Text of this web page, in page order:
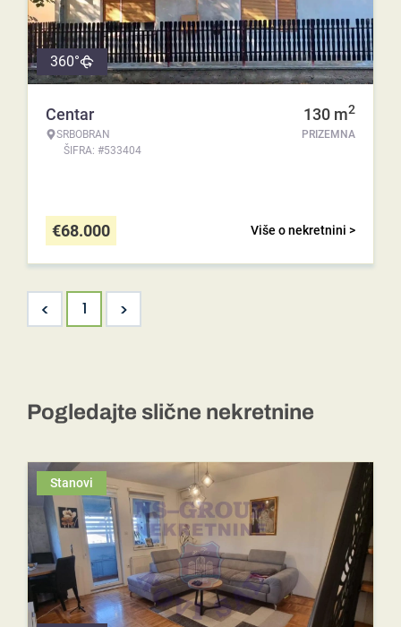
360°
Centar
SRBOBRAN
ŠIFRA: #533404
130 m2
PRIZEMNA
Više o nekretnini >
€68.000
< 1 >
Pogledajte slične nekretnine
Stanovi